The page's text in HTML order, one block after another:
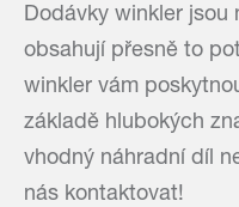
Dodávky winkler jsou
obsahují přesně to
winkler vám
základě hlubokých
vhodný náhradní díl
nás kontaktovat!